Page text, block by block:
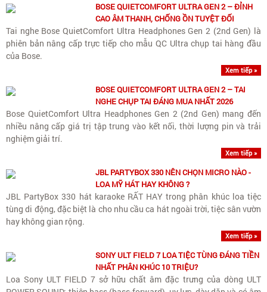
BOSE QUIETCOMFORT ULTRA GEN 2 – ĐỈNH
CAO ÂM THANH, CHỐNG ỒN TUYỆT ĐỐI
Tai nghe Bose QuietComfort Ultra Headphones Gen 2 (2nd Gen) là
phiên bản nâng cấp trực tiếp cho mẫu QC Ultra chụp tai hàng đầu
của Bose.
Xem tiếp »
BOSE QUIETCOMFORT ULTRA GEN 2 – TAI
NGHE CHỤP TAI ĐÁNG MUA NHẤT 2026
Bose QuietComfort Ultra Headphones Gen 2 (2nd Gen) mang đến
nhiều nâng cấp giá trị tập trung vào kết nối, thời lượng pin và trải
nghiệm giải trí.
Xem tiếp »
JBL PARTYBOX 330 NÊN CHỌN MICRO NÀO -
LOA MỸ HÁT HAY KHÔNG ?
JBL PartyBox 330 hát karaoke RẤT HAY trong phân khúc loa tiệc
tùng di động, đặc biệt là cho nhu cầu ca hát ngoài trời, tiệc sân vườn
hay không gian rộng.
Xem tiếp »
SONY ULT FIELD 7 LOA TIỆC TÙNG ĐÁNG TIỀN
NHẤT PHÂN KHÚC 10 TRIỆU?
Loa Sony ULT FIELD 7 sở hữu chất âm đặc trưng của dòng ULT